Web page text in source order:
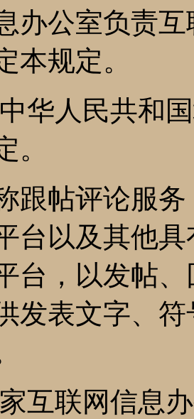
办公室负责
本规定。
华人民共和
。
跟帖评论服
台以及其他
台，以发帖
发表文字、
互联网信息